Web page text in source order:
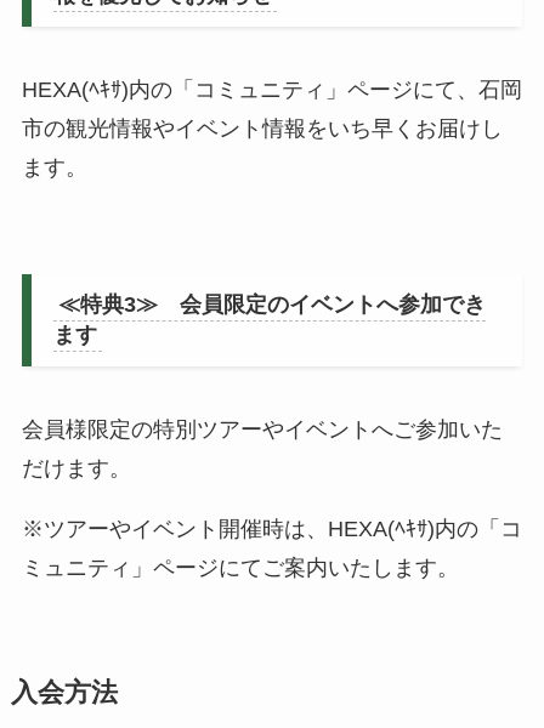
HEXA(ﾍｷｻ)内の「コミュニティ」ページにて、石岡
市の観光情報やイベント情報をいち早くお届けし
ます。
≪特典3≫ 会員限定のイベントへ参加でき
ます
会員様限定の特別ツアーやイベントへご参加いた
だけます。
※ツアーやイベント開催時は、HEXA(ﾍｷｻ)内の「コ
ミュニティ」ページにてご案内いたします。
入会方法